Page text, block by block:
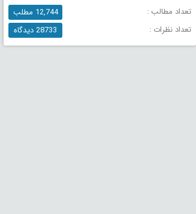
تعداد مطالب :
12,744 مطلب
تعداد نظرات :
28733 دیدگاه